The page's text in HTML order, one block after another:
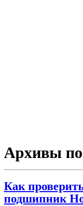
Архивы
Как
подшипник